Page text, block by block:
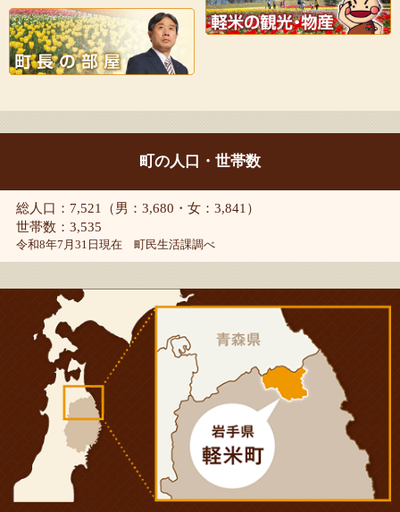
町の人口・世帯数
総人口：7,521（男：3,680・女：3,841）
世帯数：3,535
令和8年7月31日現在 町民生活課調べ